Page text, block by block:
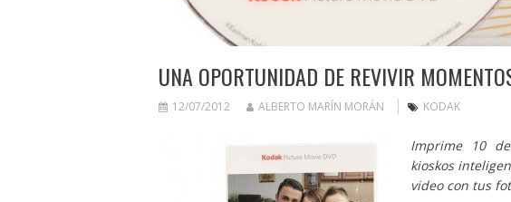
UNA OPORTUNIDAD DE REVIVIR
12/07/2012 ALBERTO MARÍN MORÁN KODAK
Imprime 10
kioskos
video con tus